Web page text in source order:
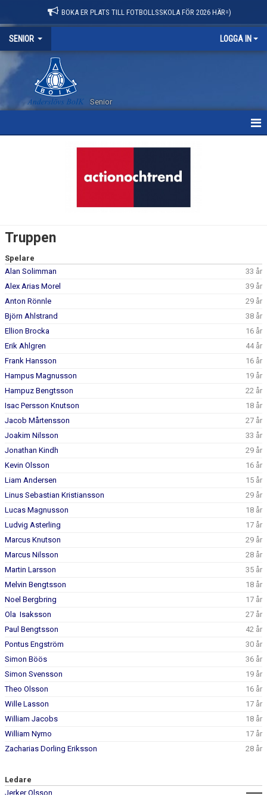
BOKA ER PLATS TILL FOTBOLLSSKOLA FÖR 2026 HÄR=)
SENIOR LOGGA IN
Senior
BILDGALLERI
DOKUMENT
KONTAKT
Truppen
Spelare
Alan Solimman
33 år
Alex Arias Morel
39 år
Anton Rönnle
29 år
Björn Ahlstrand
38 år
Ellion Brocka
16 år
Erik Ahlgren
44 år
Frank Hansson
16 år
Hampus Magnusson
19 år
Hampuz Bengtsson
22 år
Isac Persson Knutson
18 år
Jacob Mårtensson
27 år
Joakim Nilsson
33 år
Jonathan Kindh
29 år
Kevin Olsson
16 år
Liam Andersen
15 år
Linus Sebastian Kristiansson
29 år
Lucas Magnusson
18 år
Ludvig Asterling
17 år
Marcus Knutson
29 år
Marcus Nilsson
28 år
Martin Larsson
35 år
Melvin Bengtsson
18 år
Noel Bergbring
17 år
Ola Isaksson
27 år
Paul Bengtsson
42 år
Pontus Engström
30 år
Simon Böös
36 år
Simon Svensson
19 år
Theo Olsson
16 år
Wille Lasson
17 år
William Jacobs
18 år
William Nymo
17 år
Zacharias Dorling Eriksson
28 år
Ledare
Jerker Olsson